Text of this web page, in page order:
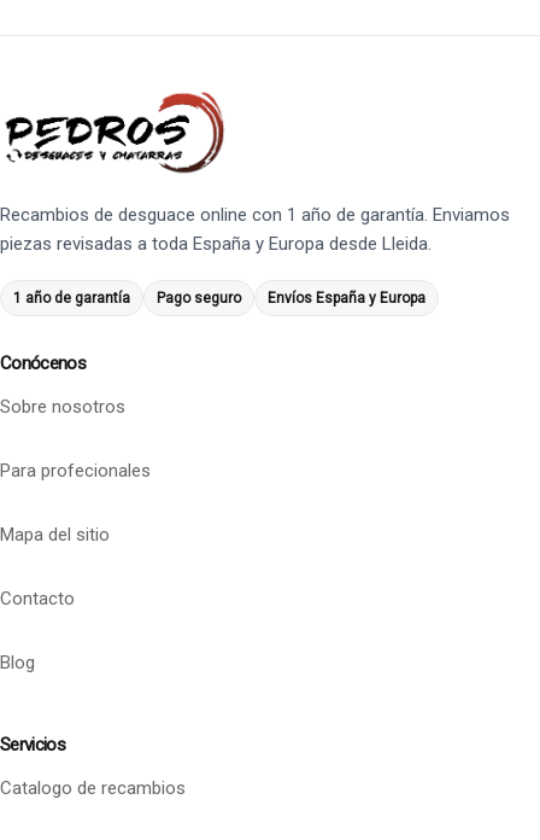
Recambios de desguace online con 1 año de garantía. Enviamos
piezas revisadas a toda España y Europa desde Lleida.
1 año de garantía Pago seguro Envíos España y Europa
Conócenos
Sobre nosotros
Para profecionales
Mapa del sitio
Contacto
Blog
Servicios
Catalogo de recambios